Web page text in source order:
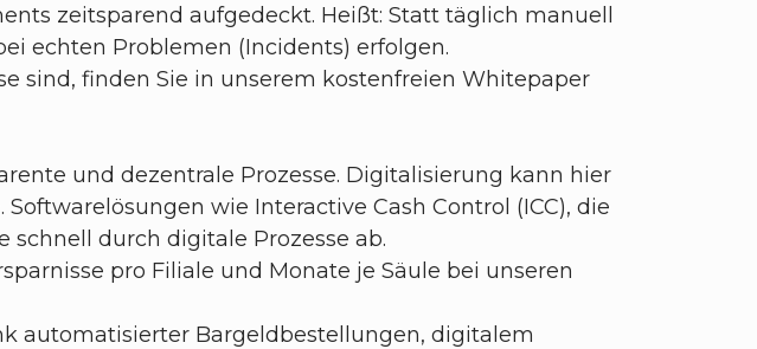
zeitsparend aufgedeckt. Heißt: Statt täglich manuell
echten Problemen (Incidents) erfolgen.
sind, finden Sie in unserem kostenfreien Whitepaper
und dezentrale Prozesse. Digitalisierung kann hier
wie Interactive Cash Control (ICC), die
durch digitale Prozesse ab.
pro Filiale und Monate je Säule bei unseren
automatisierter Bargeldbestellungen, digitalem